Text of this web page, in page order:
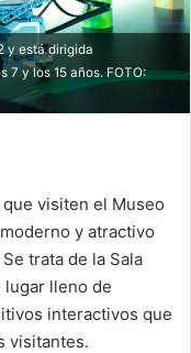
y está dirigida
7 y los 15 años. FOTO:
visiten el Museo
y atractivo
trata de la Sala
lugar lleno de
interactivos que
visitantes.